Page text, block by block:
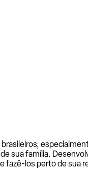
sua família.
fazê-los perto de sua